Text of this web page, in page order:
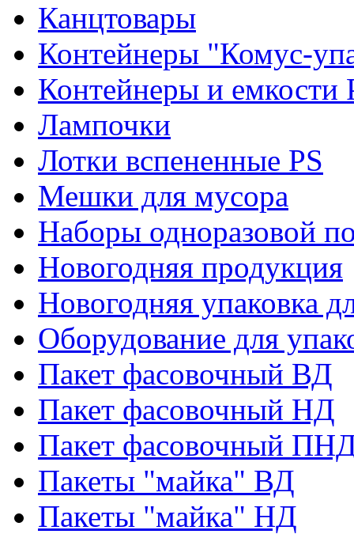
Канцтовары
Контейнеры "Комус-
Контейнеры и емкости
Лампочки
Лотки вспененные PS
Мешки для мусора
Наборы одноразовой
Новогодняя продукция
Новогодняя упаковка
Оборудование для
Пакет фасовочный ВД
Пакет фасовочный НД
Пакет фасовочный
Пакеты "майка" ВД
Пакеты "майка" НД